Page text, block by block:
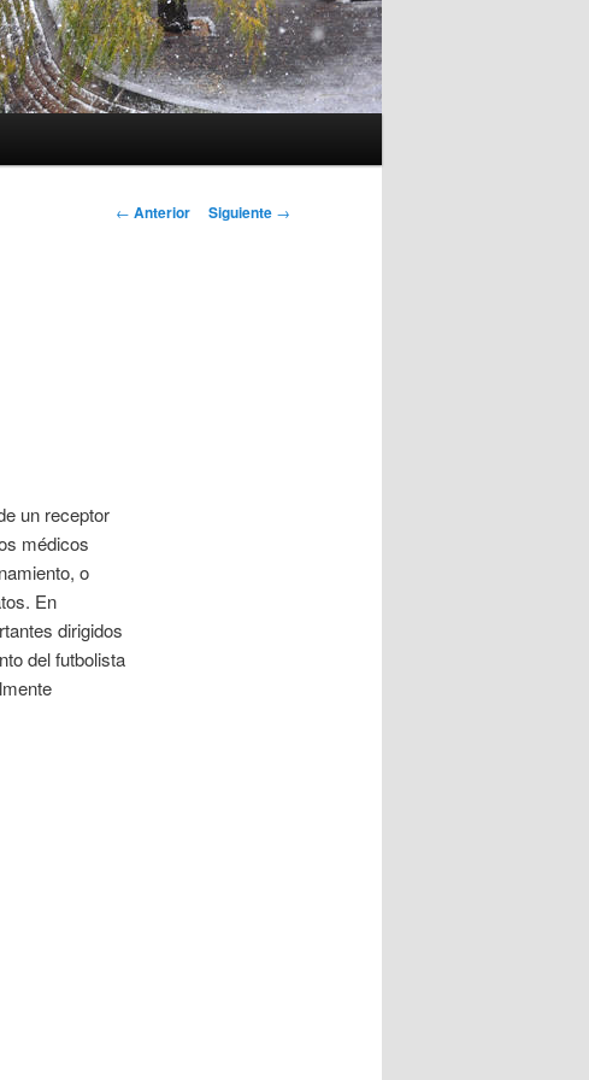
Navegación
← Anterior Siguiente →
un receptor
médicos
o
En
dirigidos
del futbolista